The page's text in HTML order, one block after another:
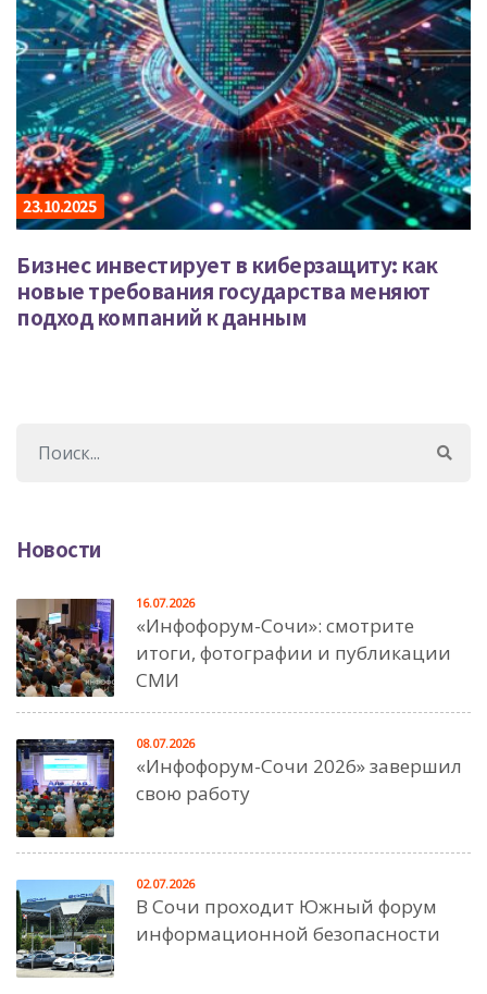
23.10.2025
Бизнес инвестирует в киберзащиту: как
новые требования государства меняют
подход компаний к данным
Новости
«Инфофорум-Сочи»: смотрите
итоги, фотографии и публикации
СМИ
16.07.2026
«Инфофорум-Сочи 2026» завершил
свою работу
08.07.2026
В Сочи проходит Южный форум
информационной безопасности
02.07.2026